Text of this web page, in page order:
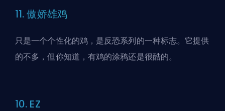
11. 傲娇雄鸡
只是一个个性化的鸡，是反恐系列的一种标志。它提供
的不多，但你知道，有鸡的涂鸦还是很酷的。
10. EZ